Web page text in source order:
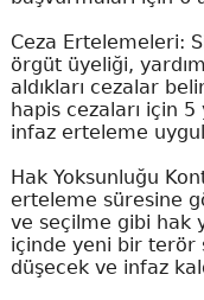
Ceza Ertelemeleri:
örgüt üyeliği,
aldıkları cezalar
hapis cezaları için 5
infaz erteleme
Hak Yoksunluğu
erteleme süresine
ve seçilme gibi hak
içinde yeni bir terör
düşecek ve infaz